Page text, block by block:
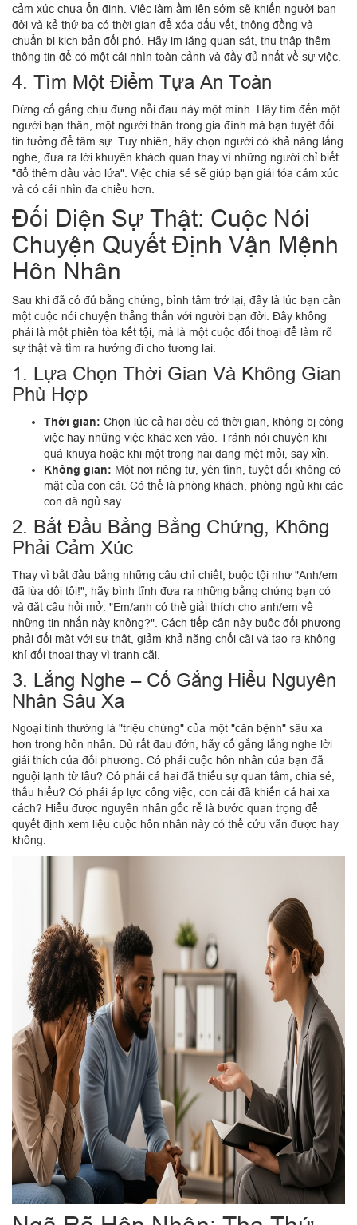
cảm xúc chưa ổn định. Việc làm ầm lên sớm sẽ khiến người bạn
đời và kẻ thứ ba có thời gian để xóa dấu vết, thông đồng và
chuẩn bị kịch bản đối phó. Hãy im lặng quan sát, thu thập thêm
thông tin để có một cái nhìn toàn cảnh và đầy đủ nhất về sự việc.
4. Tìm Một Điểm Tựa An Toàn
Đừng cố gắng chịu đựng nỗi đau này một mình. Hãy tìm đến một
người bạn thân, một người thân trong gia đình mà bạn tuyệt đối
tin tưởng để tâm sự. Tuy nhiên, hãy chọn người có khả năng lắng
nghe, đưa ra lời khuyên khách quan thay vì những người chỉ biết
"đổ thêm dầu vào lửa". Việc chia sẻ sẽ giúp bạn giải tỏa cảm xúc
và có cái nhìn đa chiều hơn.
Đối Diện Sự Thật: Cuộc Nói
Chuyện Quyết Định Vận Mệnh
Hôn Nhân
Sau khi đã có đủ bằng chứng, bình tâm trở lại, đây là lúc bạn cần
một cuộc nói chuyện thẳng thắn với người bạn đời. Đây không
phải là một phiên tòa kết tội, mà là một cuộc đối thoại để làm rõ
sự thật và tìm ra hướng đi cho tương lai.
1. Lựa Chọn Thời Gian Và Không Gian
Phù Hợp
Thời gian: Chọn lúc cả hai đều có thời gian, không bị công
việc hay những việc khác xen vào. Tránh nói chuyện khi
quá khuya hoặc khi một trong hai đang mệt mỏi, say xỉn.
Không gian: Một nơi riêng tư, yên tĩnh, tuyệt đối không có
mặt của con cái. Có thể là phòng khách, phòng ngủ khi các
con đã ngủ say.
2. Bắt Đầu Bằng Bằng Chứng, Không
Phải Cảm Xúc
Thay vì bắt đầu bằng những câu chì chiết, buộc tội như "Anh/em
đã lừa dối tôi!", hãy bình tĩnh đưa ra những bằng chứng bạn có
và đặt câu hỏi mở: "Em/anh có thể giải thích cho anh/em về
những tin nhắn này không?". Cách tiếp cận này buộc đối phương
phải đối mặt với sự thật, giảm khả năng chối cãi và tạo ra không
khí đối thoại thay vì tranh cãi.
3. Lắng Nghe – Cố Gắng Hiểu Nguyên
Nhân Sâu Xa
Ngoại tình thường là "triệu chứng" của một "căn bệnh" sâu xa
hơn trong hôn nhân. Dù rất đau đớn, hãy cố gắng lắng nghe lời
giải thích của đối phương. Có phải cuộc hôn nhân của bạn đã
nguội lạnh từ lâu? Có phải cả hai đã thiếu sự quan tâm, chia sẻ,
thấu hiểu? Có phải áp lực công việc, con cái đã khiến cả hai xa
cách? Hiểu được nguyên nhân gốc rễ là bước quan trọng để
quyết định xem liệu cuộc hôn nhân này có thể cứu vãn được hay
không.